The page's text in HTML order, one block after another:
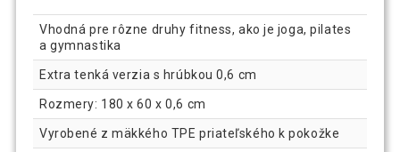
Vhodná pre rôzne druhy fitness, ako je joga, pilates
a gymnastika
Extra tenká verzia s hrúbkou 0,6 cm
Rozmery: 180 x 60 x 0,6 cm
Vyrobené z mäkkého TPE priateľského k pokožke